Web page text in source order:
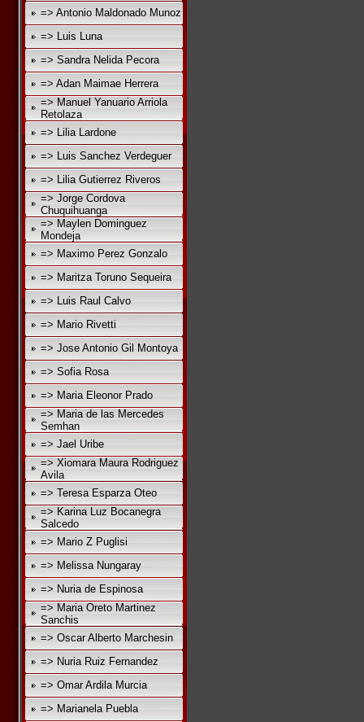
=> Antonio Maldonado Munoz
=> Luis Luna
=> Sandra Nelida Pecora
=> Adan Maimae Herrera
=> Manuel Yanuario Arriola
Retolaza
=> Lilia Lardone
=> Luis Sanchez Verdeguer
=> Lilia Gutierrez Riveros
=> Jorge Cordova
Chuquihuanga
=> Maylen Dominguez
Mondeja
=> Maximo Perez Gonzalo
=> Maritza Toruno Sequeira
=> Luis Raul Calvo
=> Mario Rivetti
=> Jose Antonio Gil Montoya
=> Sofia Rosa
=> Maria Eleonor Prado
=> Maria de las Mercedes
Semhan
=> Jael Uribe
=> Xiomara Maura Rodriguez
Avila
=> Teresa Esparza Oteo
=> Karina Luz Bocanegra
Salcedo
=> Mario Z Puglisi
=> Melissa Nungaray
=> Nuria de Espinosa
=> Maria Oreto Martinez
Sanchis
=> Oscar Alberto Marchesin
=> Nuria Ruiz Fernandez
=> Omar Ardila Murcia
=> Marianela Puebla